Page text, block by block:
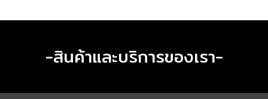
-สินค้าและบริการของเรา-